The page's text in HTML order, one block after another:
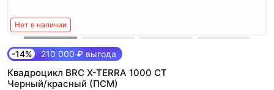
Нет в наличии
-14% 210 000 ₽ выгода
Квадроцикл BRC X-TERRA 1000 CT
Черный/красный (ПСМ)